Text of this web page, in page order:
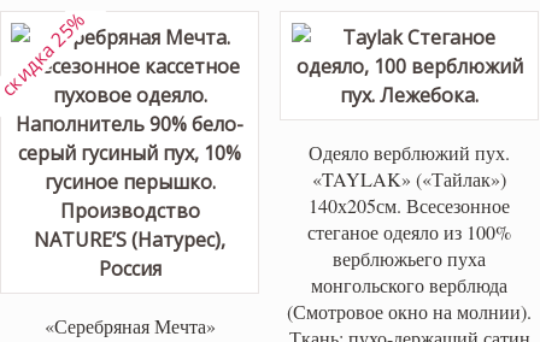
«Серебряная Мечта»
25%
Одеяло верблюжий пух.
«TAYLAK» («Тайлак»)
140х205см. Всесезонное
стеганое одеяло из 100%
верблюжьего пуха
монгольского верблюда
(Смотровое окно на молнии).